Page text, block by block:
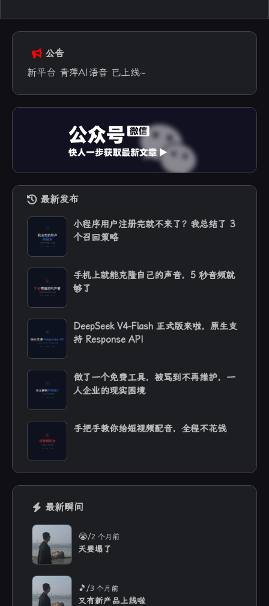
2025-06-26
公告
新平台 青萍AI语音 已上线~
最新发布
小程序用户注册完就不来了？我总结了 3
个召回策略
手机上就能克隆自己的声音，5 秒音频就
够了
DeepSeek V4-Flash 正式版来啦，原生支
持 Response API
做了一个免费工具，被骂到不再维护，一
人企业的现实困境
手把手教你给短视频配音，全程不花钱
最新瞬间
😭/2 个月前
天要塌了
🎵/3 个月前
又有新产品上线啦